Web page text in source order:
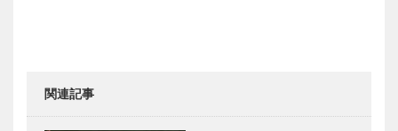
関連記事